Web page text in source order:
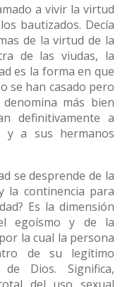
a vivir la virtud
bautizados. Decía
de la virtud de la
de las viudas, la
es la forma en que
se han casado pero
más bien
definitivamente a
y a sus hermanos
se desprende de la
la continencia para
Es la dimensión
egoísmo y de la
la cual la persona
de su legítimo
Dios. Significa,
del uso sexual